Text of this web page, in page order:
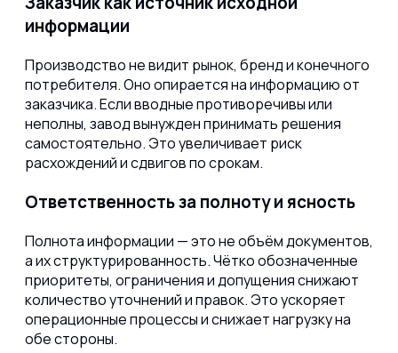
информации
Производство не видит рынок, бренд и конечного
потребителя. Оно опирается на информацию от
заказчика. Если вводные противоречивы или
неполны, завод вынужден принимать решения
самостоятельно. Это увеличивает риск
расхождений и сдвигов по срокам.
Ответственность за полноту и ясность
Полнота информации — это не объём документов,
а их структурированность. Чётко обозначенные
приоритеты, ограничения и допущения снижают
количество уточнений и правок. Это ускоряет
операционные процессы и снижает нагрузку на
обе стороны.